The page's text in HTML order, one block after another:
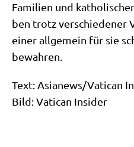
Fami­li­en und
ben trotz ver­schie­de­ner
einer all­ge­mein für sie
bewahren.
Text: Asianews/​Vatican
Bild: Vati­can Insider